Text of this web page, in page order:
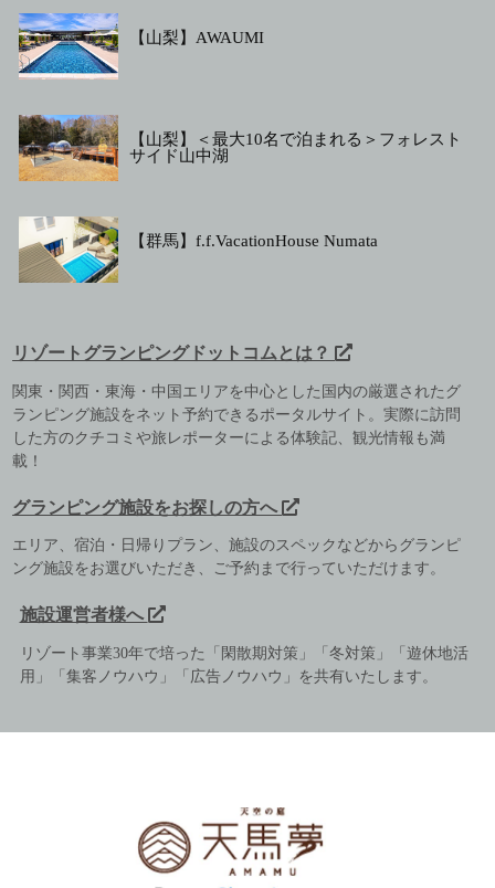
【山梨】AWAUMI
【山梨】＜最大10名で泊まれる＞フォレスト
サイド山中湖
【群馬】f.f.VacationHouse Numata
リゾートグランピングドットコムとは？
関東・関西・東海・中国エリアを中心とした国内の厳選されたグ
ランピング施設をネット予約できるポータルサイト。実際に訪問
した方のクチコミや旅レポーターによる体験記、観光情報も満
載！
グランピング施設をお探しの方へ
エリア、宿泊・日帰りプラン、施設のスペックなどからグランピ
ング施設をお選びいただき、ご予約まで行っていただけます。
施設運営者様へ
リゾート事業30年で培った「閑散期対策」「冬対策」「遊休地活
用」「集客ノウハウ」「広告ノウハウ」を共有いたします。